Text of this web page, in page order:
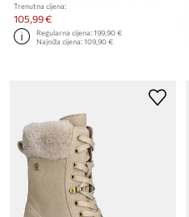
Trenutna cijena:
105,99 €
Regularna cijena:199,90 €
Najniža cijena:109,90 €